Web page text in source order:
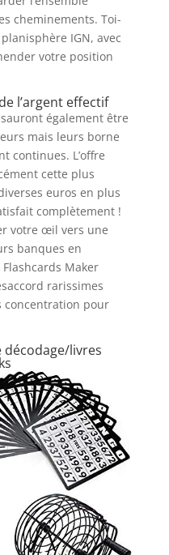
cheminements. Toi-
IGN, avec
votre position
l’argent effectif
également être
mais leurs borne
continues. L’offre
cette plus
euros en plus
complètement !
votre œil vers une
banques en
Maker
rarissimes
concentration pour
livres